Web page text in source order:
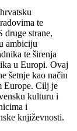
te
druge strane,
ambiciju
te širenja
u Europi. Ovaj
šetnje kao način
Europe. Cilj je
kulturu i
i
književnosti.